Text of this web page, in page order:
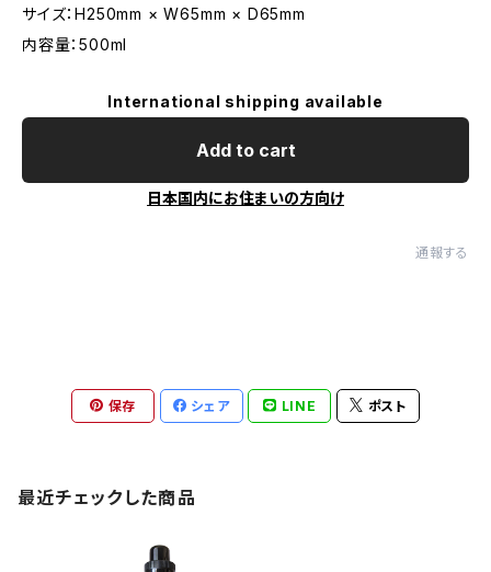
サイズ：H250mm × W65mm × D65mm
内容量：500ml
International shipping available
Add to cart
日本国内にお住まいの方向け
通報する
保存 シェア LINE ポスト
最近チェックした商品